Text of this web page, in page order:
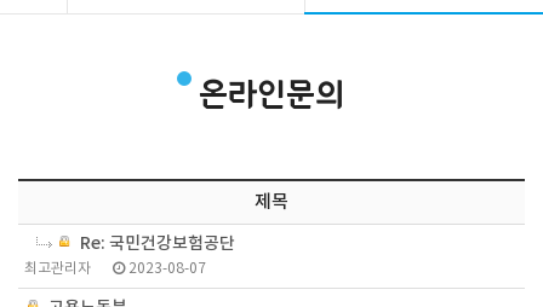
온라인문의
제목
Re: 국민건강보험공단
최고관리자 2023-08-07